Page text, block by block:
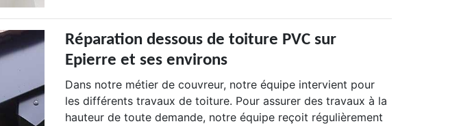
Réparation dessous de toiture PVC sur
Epierre et ses environs
Dans notre métier de couvreur, notre équipe intervient pour
les différents travaux de toiture. Pour assurer des travaux à la
hauteur de toute demande, notre équipe reçoit régulièrement